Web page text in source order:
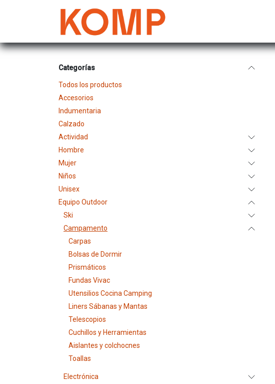
Categorías
Todos los productos
Accesorios
Indumentaria
Calzado
Actividad
Hombre
Mujer
Niños
Unisex
Equipo Outdoor
Ski
Campamento
Carpas
Bolsas de Dormir
Prismáticos
Fundas Vivac
Utensilios Cocina Camping
Liners Sábanas y Mantas
Telescopios
Cuchillos y Herramientas
Aislantes y colchocnes
Toallas
Electrónica